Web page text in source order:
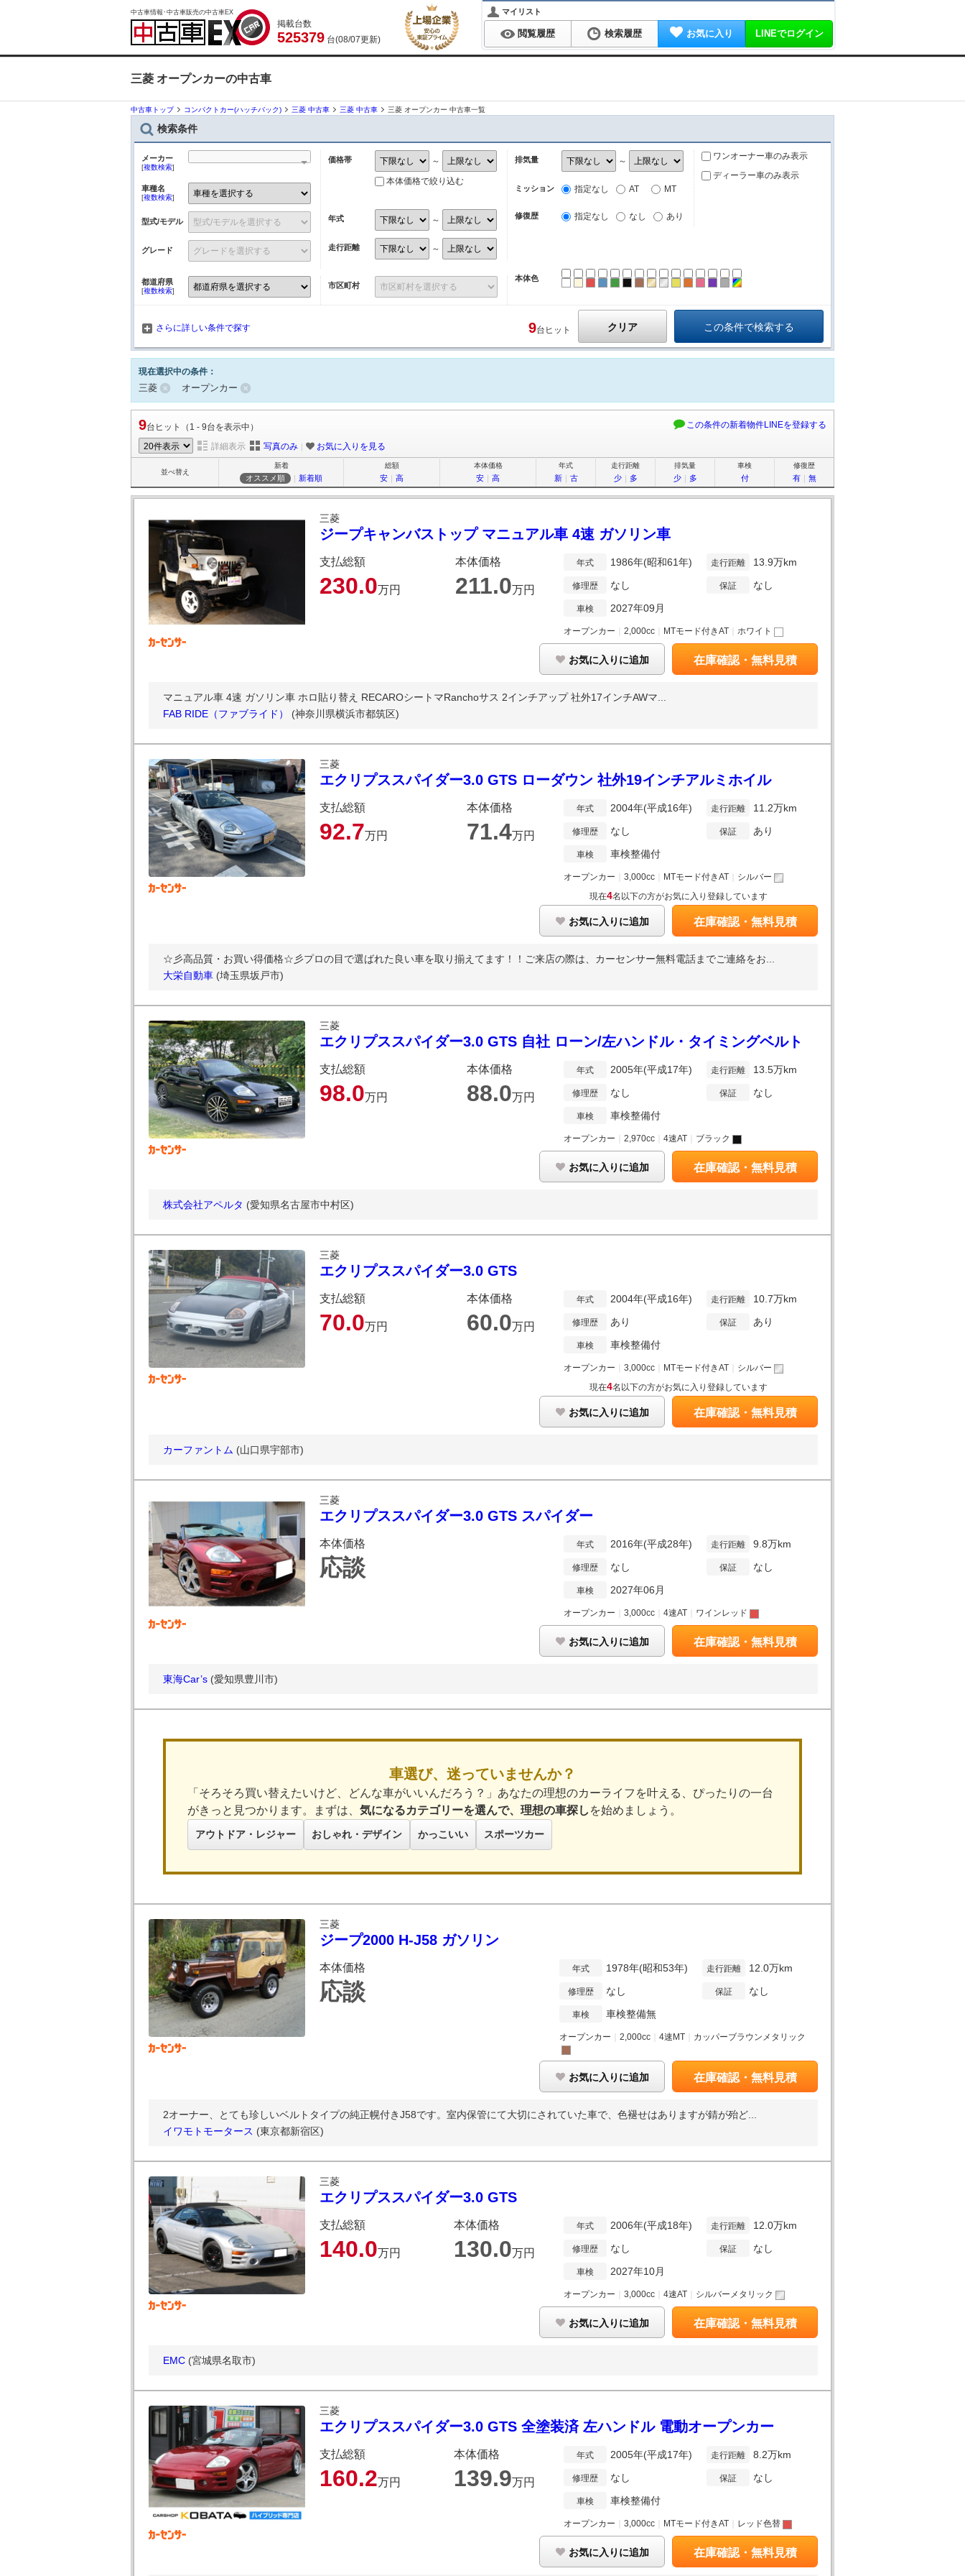
中古車情報･中古車販売の中古車EX
掲載台数
525379 台(08/07更新)
マイリスト
閲覧履歴 検索履歴 お気に入り LINEでログイン
三菱 オープンカーの中古車
中古車トップ コンパクトカー(ハッチバック) 三菱 中古車 三菱 中古車 三菱 オープンカー 中古車一覧
検索条件
メーカー
[複数検索]
車種名
[複数検索]
型式/モデル
グレード
価格帯 ～
本体価格で絞り込む
年式 ～
走行距離 ～
排気量 ～
ミッション 指定なし AT MT
修復歴 指定なし なし あり
ワンオーナー車のみ表示
ディーラー車のみ表示
都道府県
[複数検索]
市区町村
本体色
レッドブルーグリーン
ブラック
ブラウンゴールド パープル
グレー
さらに詳しい条件で探す クリア
9台ヒット
現在選択中の条件：
三菱 オープンカー
9台ヒット（1 - 9台を表示中） この条件の新着物件LINEを登録する
詳細表示 写真のみ ｜ お気に入りを見る
並べ替え
新着
オススメ順 ｜ 新着順
総額
安 ｜ 高
本体価格
安 ｜ 高
年式
新｜ 古
走行距離
少｜ 多
排気量
少｜ 多
車検
付
修復歴
有｜ 無
三菱
ジープキャンバストップ マニュアル車 4速 ガソリン車
支払総額
230.0万円
本体価格
211.0万円
年式 1986年(昭和61年)
修理歴 なし
車検 2027年09月
走行距離 13.9万km
保証 なし
オープンカー 2,000cc MTモード付きAT ホワイト
お気に入りに追加 在庫確認・無料見積
マニュアル車 4速 ガソリン車 ホロ貼り替え RECAROシートマRanchoサス 2インチアップ 社外17インチAWマ...
FAB RIDE（ファブライド） (神奈川県横浜市都筑区)
三菱
エクリプススパイダー3.0 GTS ローダウン 社外19インチアルミホイル
支払総額
92.7万円
本体価格
71.4万円
年式 2004年(平成16年)
修理歴 なし
車検 車検整備付
走行距離 11.2万km
保証 あり
オープンカー 3,000cc MTモード付きAT
シルバー
現在4名以下の方がお気に入り登録しています
お気に入りに追加 在庫確認・無料見積
☆彡高品質・お買い得価格☆彡プロの目で選ばれた良い車を取り揃えてます！！ご来店の際は、カーセンサー無料電話までご連絡をお...
大栄自動車 (埼玉県坂戸市)
三菱
エクリプススパイダー3.0 GTS 自社 ローン/左ハンドル・タイミングベルト
支払総額
98.0万円
本体価格
88.0万円
年式 2005年(平成17年)
修理歴 なし
車検 車検整備付
走行距離 13.5万km
保証 なし
オープンカー 2,970cc 4速AT ブラック
お気に入りに追加 在庫確認・無料見積
株式会社アペルタ (愛知県名古屋市中村区)
三菱
エクリプススパイダー3.0 GTS
支払総額
70.0万円
本体価格
60.0万円
年式 2004年(平成16年)
修理歴 あり
車検 車検整備付
走行距離 10.7万km
保証 あり
オープンカー 3,000cc MTモード付きAT
シルバー
現在4名以下の方がお気に入り登録しています
お気に入りに追加 在庫確認・無料見積
カーファントム (山口県宇部市)
三菱
エクリプススパイダー3.0 GTS スパイダー
本体価格
応談
年式 2016年(平成28年)
修理歴 なし
車検 2027年06月
走行距離 9.8万km
保証 なし
オープンカー 3,000cc 4速AT ワインレッド
お気に入りに追加 在庫確認・無料見積
東海Car’s (愛知県豊川市)
車選び、迷っていませんか？
「そろそろ買い替えたいけど、どんな車がいいんだろう？」あなたの理想のカーライフを叶える、ぴったりの一台
がきっと見つかります。まずは、 気になるカテゴリーを選んで、理想の車探し を始めましょう。
アウトドア・レジャー おしゃれ・デザイン かっこいい スポーツカー
三菱
ジープ2000 H-J58 ガソリン
本体価格
応談
年式 1978年(昭和53年)
修理歴 なし
車検 車検整備無
走行距離 12.0万km
保証 なし
オープンカー ｜2,000cc ｜4速MT カッパーブラウンメタリック
お気に入りに追加 在庫確認・無料見積
2オーナー、とても珍しいベルトタイプの純正幌付きJ58です。室内保管にて大切にされていた車で、色褪せはありますが錆が殆ど...
イワモトモータース (東京都新宿区)
三菱
エクリプススパイダー3.0 GTS
支払総額
140.0万円
本体価格
130.0万円
年式 2006年(平成18年)
修理歴 なし
車検 2027年10月
走行距離 12.0万km
保証 なし
オープンカー 3,000cc 4速AT シルバーメタリック
お気に入りに追加 在庫確認・無料見積
EMC (宮城県名取市)
三菱
エクリプススパイダー3.0 GTS 全塗装済 左ハンドル 電動オープンカー
支払総額
160.2万円
本体価格
139.9万円
年式 2005年(平成17年)
修理歴 なし
車検 車検整備付
走行距離 8.2万km
保証 なし
オープンカー 3,000cc MTモード付きAT レッド色替
お気に入りに追加 在庫確認・無料見積